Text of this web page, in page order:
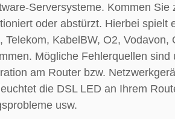
Serversysteme. Kommen
oder abstürzt. Hierbei spielt
Telekom, KabelBW, O2, Vodavon,
Mögliche Fehlerquellen sind
am Router bzw.
die DSL LED an Ihrem
usw.